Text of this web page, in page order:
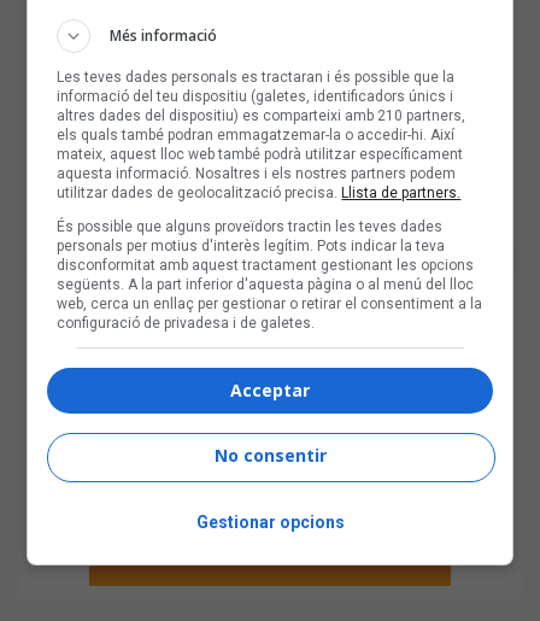
Més informació
Les teves dades personals es tractaran i és possible que la
informació del teu dispositiu (galetes, identificadors únics i
altres dades del dispositiu) es comparteixi amb 210 partners,
els quals també podran emmagatzemar-la o accedir-hi. Així
mateix, aquest lloc web també podrà utilitzar específicament
aquesta informació. Nosaltres i els nostres partners podem
utilitzar dades de geolocalització precisa. Llista de partners.
És possible que alguns proveïdors tractin les teves dades
personals per motius d'interès legítim. Pots indicar la teva
disconformitat amb aquest tractament gestionant les opcions
següents. A la part inferior d'aquesta pàgina o al menú del lloc
web, cerca un enllaç per gestionar o retirar el consentiment a la
configuració de privadesa i de galetes.
Acceptar
No consentir
Gestionar opcions